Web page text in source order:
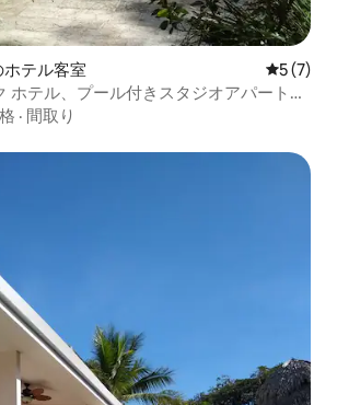
テル客室 レビュー
5 (7)
ホテル、プール付きスタジオアパートメ
· 間取り